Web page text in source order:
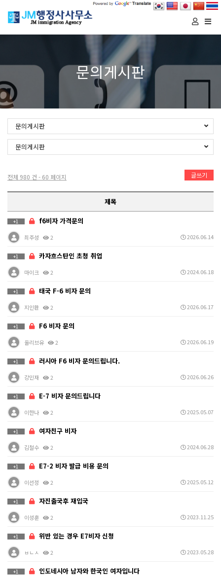
문의게시판
문의게시판
문의게시판
전체 980 건 - 60 페이지 글쓰기
제목
+1 f6비자 가격문의
최주성 2 2026.06.14
+1 카자흐스탄인 초청 취업
마이크 2 2024.06.18
+1 태국 F-6 비자 문의
지인환 2 2026.06.17
+1 F6 비자 문의
올리브유 2 2026.06.19
+1 러시아 F6 비자 문의드립니다.
강민재 2 2026.06.26
+1 E-7 비자 문의드립니다
이한나 2 2025.05.07
+1 여자친구 비자
김철수 2 2024.06.28
+1 E7-2 비자 발급 비용 문의
이선정 2 2025.05.12
+1 자진출국후 재입국
이성훈 2 2023.11.25
+1 위반 있는 경우 E7비자 신청
ㅂㄴㅅ 2 2023.05.28
+1 인도네시아 남자와 한국인 여자입니다